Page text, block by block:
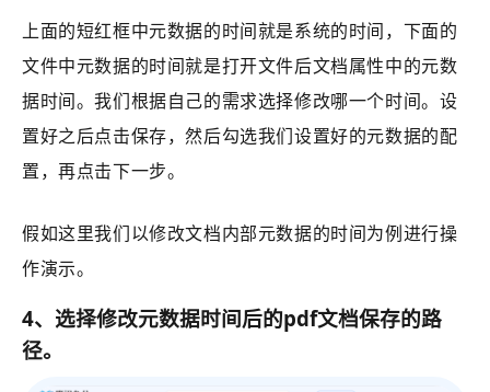
上面的短红框中元数据的时间就是系统的时间，下面的
文件中元数据的时间就是打开文件后文档属性中的元数
据时间。我们根据自己的需求选择修改哪一个时间。设
置好之后点击保存，然后勾选我们设置好的元数据的配
置，再点击下一步。
假如这里我们以修改文档内部元数据的时间为例进行操
作演示。
4、选择修改元数据时间后的pdf文档保存的路
径。